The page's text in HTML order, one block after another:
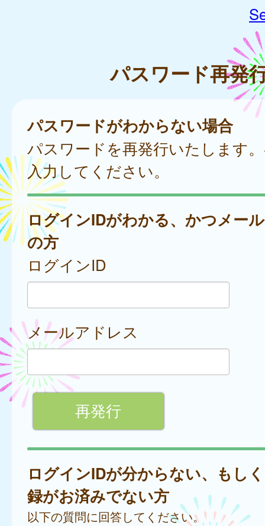
パスワード再発
パスワードがわからない場合
パスワードを再発行いたします
入力してください。
ログインIDがわかる、かつメー
の方
ログインID
メールアドレス
ログインIDが分からない、もし
録がお済みでない方
以下の質問に回答してください。